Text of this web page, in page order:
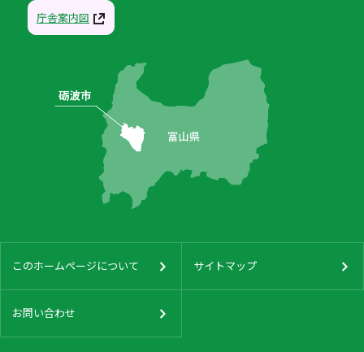
庁舎案内図
このホームページについて サイトマップ
お問い合わせ